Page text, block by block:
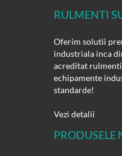
RULMENTI
Oferim solutii
industriala inca
acreditat rulmenti
echipamente
standarde!
Vezi detalii
PRODUSELE